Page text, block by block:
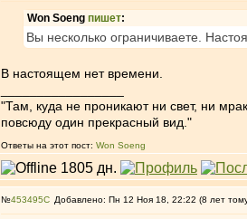
Won Soeng пишет:
Вы несколько ограничиваете.
В настоящем нет времени.
"Там, куда не проникают ни свет, ни
повсюду один прекрасный вид."
Ответы на этот пост: Won Soeng
№453495 Добавлено: Пн 12 Ноя 18, 22:22 (8 лет